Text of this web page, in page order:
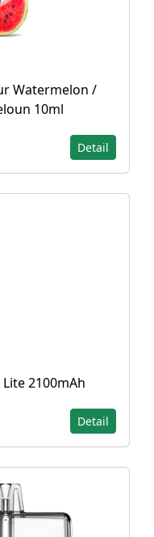
Watermelon /
10ml
Detail
2100mAh
Detail